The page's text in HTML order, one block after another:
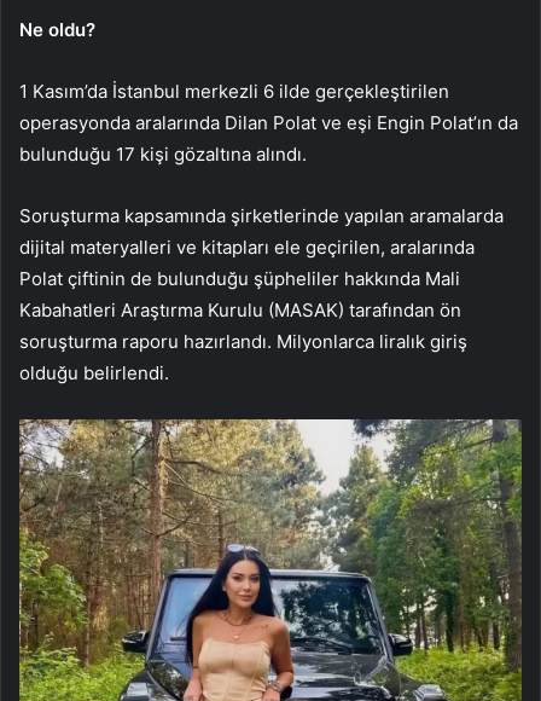
Ne oldu?
1 Kasım’da İstanbul merkezli 6 ilde gerçekleştirilen
operasyonda aralarında Dilan Polat ve eşi Engin Polat’ın da
bulunduğu 17 kişi gözaltına alındı.
Soruşturma kapsamında şirketlerinde yapılan aramalarda
dijital materyalleri ve kitapları ele geçirilen, aralarında
Polat çiftinin de bulunduğu şüpheliler hakkında Mali
Kabahatleri Araştırma Kurulu (MASAK) tarafından ön
soruşturma raporu hazırlandı. Milyonlarca liralık giriş
olduğu belirlendi.